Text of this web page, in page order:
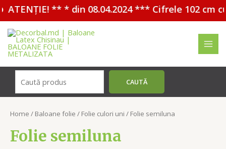
** * din 08.04.2024 *** Cifrele 102 cm cu
Перейти
содержимому
CAUTĂ
Home / Baloane folie / Folie culori uni / Folie semiluna
Folie semiluna